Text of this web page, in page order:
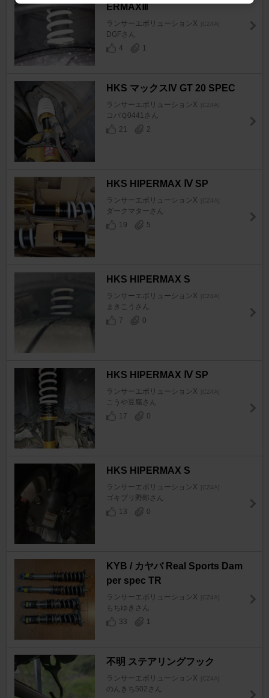
ERMAXⅢ
ランサーエボリューションX [CZ4A]
DGFさん
4
1
HKS マックスIV GT 20 SPEC
ランサーエボリューションX [CZ4A]
コバＱ0441さん
21
2
HKS HIPERMAX Ⅳ SP
ランサーエボリューションX [CZ4A]
ダークマターさん
19
5
HKS HIPERMAX S
ランサーエボリューションX [CZ4A]
まきこうさん
7
0
HKS HIPERMAX Ⅳ SP
ランサーエボリューションX [CZ4A]
こうや豆腐さん
17
0
HKS HIPERMAX S
ランサーエボリューションX [CZ4A]
ゴキブリ野郎さん
13
0
KYB / カヤバ Real Sports Dam
per spec TR
ランサーエボリューションX [CZ4A]
もちゆきさん
33
1
不明 ステアリングフック
ランサーエボリューションX [CZ4A]
のんきち502さん